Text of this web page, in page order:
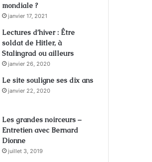
mondiale ?
janvier 17, 2021
Lectures d’hiver : Être
soldat de Hitler, à
Stalingrad ou ailleurs
janvier 26, 2020
Le site souligne ses dix ans
janvier 22, 2020
Les grandes noirceurs –
Entretien avec Bernard
Dionne
juillet 3, 2019